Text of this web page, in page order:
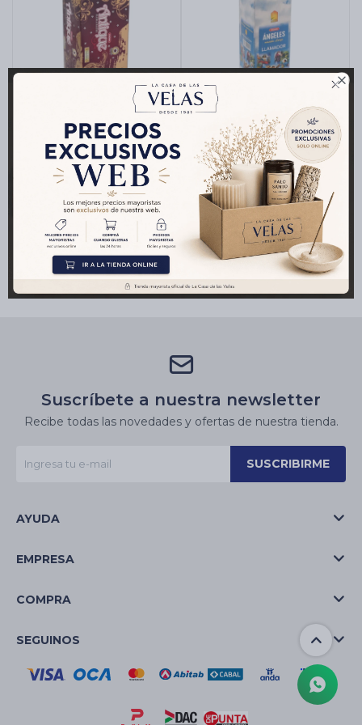

2X1 INCIENSO PADMA
20GR X12 - Antique
$ 466
INCIENSO PADMA CAJA
X25 - Angeles
$ 308
Suscríbete a nuestra newsletter
Recibe todas las novedades y ofertas de nuestra tienda.
SUSCRIBIRME
AYUDA
EMPRESA
COMPRA
SEGUINOS
Cartas de Tarot
Artículos Religiosos
Aromatizantes de ambientes
Artículos Esotéricos